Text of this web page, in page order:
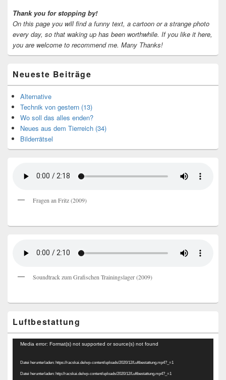
Thank you for stopping by!
On this page you will find a funny text, a cartoon or a strange photo
every day, so that waking up has been worthwhile. If you like it here,
you are welcome to recommend me. Many Thanks!
Neueste Beiträge
Alternative
Technik von gestern (13)
Wo soll das alles enden?
Neues aus dem Tierreich (34)
Bilderrätsel
Fragen an Fritz (2009)
Soundtrack zum Grafischen Trainingslager (2009)
Luftbestattung
Video-
Media error: Format(s) not supported or source(s) not found
Datei herunterladen: https://racskai.de/wp-content/uploads/2020/12/Luftbestattung.mp4?_=1
Datei herunterladen: http://racskai.de/wp-content/uploads/2020/12/Luftbestattung.mp4?_=1